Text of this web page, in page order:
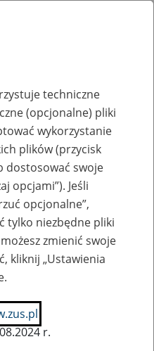
lub
pracy
techniczne
(opcjonalne) pliki
wykorzystanie
plików (przycisk
dostosować swoje
opcjami”). Jeśli
opcjonalne”,
tylko niezbędne pliki
zmienić swoje
kliknij „Ustawienia
r.